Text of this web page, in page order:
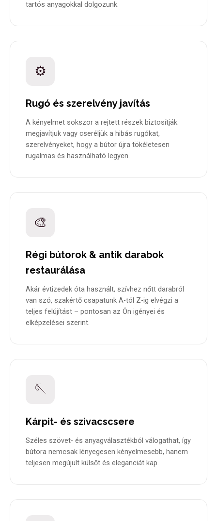
tartós anyagokkal dolgozunk.
⚙️
Rugó és szerelvény javítás
A kényelmet sokszor a rejtett részek biztosítják:
megjavítjuk vagy cseréljük a hibás rugókat,
szerelvényeket, hogy a bútor újra tökéletesen
rugalmas és használható legyen.
🎨
Régi bútorok & antik darabok
restaurálása
Akár évtizedek óta használt, szívhez nőtt darabról
van szó, szakértő csapatunk A-tól Z-ig elvégzi a
teljes felújítást – pontosan az Ön igényei és
elképzelései szerint.
🪡
Kárpit- és szivacscsere
Széles szövet- és anyagválasztékból válogathat, így
bútora nemcsak lényegesen kényelmesebb, hanem
teljesen megújult külsőt és eleganciát kap.